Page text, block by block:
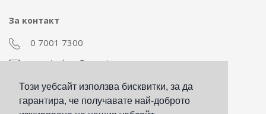
Този уебсайт използва бисквитки, за да
гарантира, че получавате най-доброто
За контакт
0 7001 7300
econt_shop@econt.com
Екип Материални ресурси
otdel_mr@econt.com